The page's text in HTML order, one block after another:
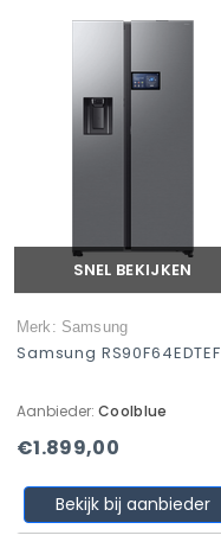
SNEL BEKIJKEN
Merk: Samsung
Samsung RS90F64EDTEF
Aanbieder: Coolblue
€1.899,00
Bekijk bij aanbieder